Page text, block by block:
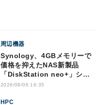
周辺機器
Synology、4GBメモリーで
価格を抑えたNAS新製品
「DiskStation neo+」シリ
ーズ
2026/08/06 16:35
HPC